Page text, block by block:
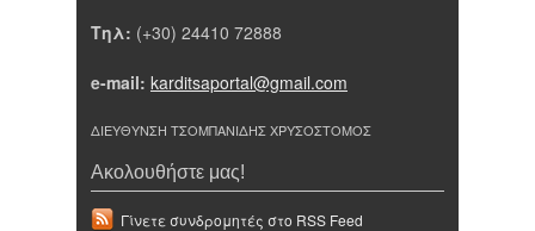
Τηλ: (+30) 24410 72888
e-mail: karditsaportal@gmail.com
ΔΙΕΥΘΥΝΣΗ ΤΣΟΜΠΑΝΙΔΗΣ ΧΡΥΣΟΣΤΟΜΟΣ
Ακολουθήστε μας!
Γίνετε συνδρομητές στο RSS Feed